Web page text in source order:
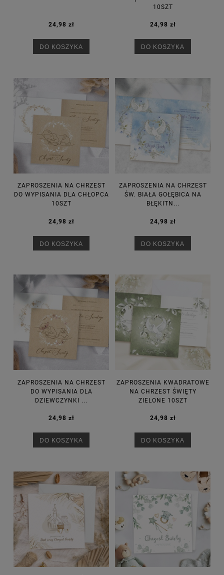
24,98 zł
DO KOSZYKA
10SZT
24,98 zł
DO KOSZYKA
ZAPROSZENIA NA CHRZEST
DO WYPISANIA DLA CHŁOPCA
10SZT
24,98 zł
DO KOSZYKA
ZAPROSZENIA NA CHRZEST
ŚW. BIAŁA GOŁĘBICA NA
BŁĘKITN...
24,98 zł
DO KOSZYKA
ZAPROSZENIA NA CHRZEST
DO WYPISANIA DLA
DZIEWCZYNKI ...
24,98 zł
DO KOSZYKA
ZAPROSZENIA KWADRATOWE
NA CHRZEST ŚWIĘTY
ZIELONE 10SZT
24,98 zł
DO KOSZYKA